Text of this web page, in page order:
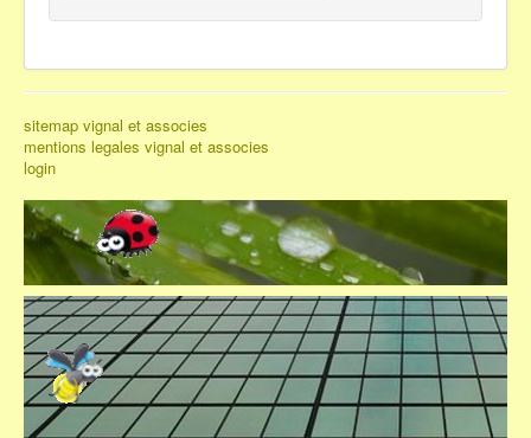
sitemap vignal et associes
mentions legales vignal et associes
login